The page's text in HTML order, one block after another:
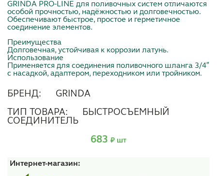
GRINDA PRO-LINE для поливочных систем отличаются
особой прочностью, надёжностью и долговечностью.
Обеспечивают быстрое, простое и герметичное
соединение элементов.
Преимущества
Долговечная, устойчивая к коррозии латунь.
Использование
Применяется для соединения поливочного шланга 3/4″
с насадкой, адаптером, переходником или тройником.
БРЕНД: GRINDA
ТИП ТОВАРА:
БЫСТРОСЪЕМНЫЙ
СОЕДИНИТЕЛЬ
683 ₽ шт
Интернет-магазин: